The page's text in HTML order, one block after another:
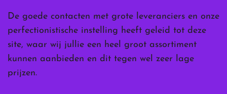
De goede contacten met grote leveranciers en onze
perfectionistische instelling heeft geleid tot deze
site, waar wij jullie een heel groot assortiment
kunnen aanbieden en dit tegen wel zeer lage
prijzen.